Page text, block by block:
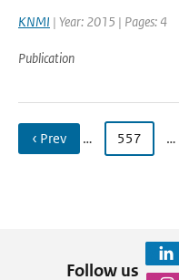
KNMI | Year: 2015 | Pages: 4
Publication
‹ Prev … 557 …
Follow us